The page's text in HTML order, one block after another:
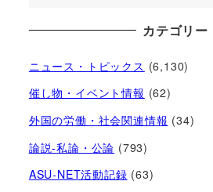
カテゴリー
ニュース・トピックス (6,130)
催し物・イベント情報 (62)
外国の労働・社会関連情報 (34)
論説-私論・公論 (793)
ASU-NET活動記録 (63)